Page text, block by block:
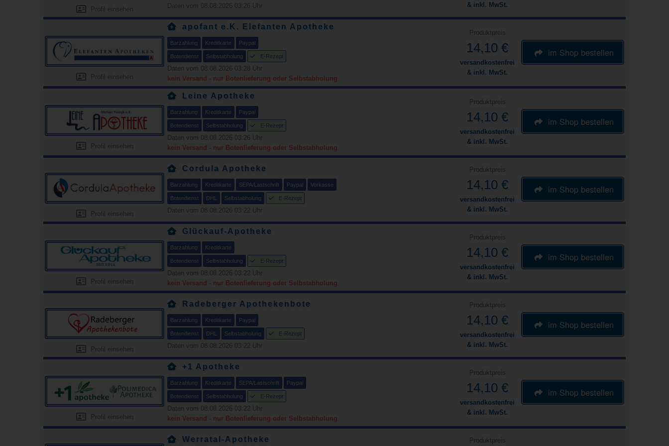
Profil einsehen Daten vom 08.08.2026 03:26 Uhr & inkl. MwSt.
Profil einsehen
apofant e.K. Elefanten Apotheke
Barzahlung Kreditkarte Paypal
Botendienst Selbstabholung E-Rezept
Daten vom 08.08.2026 03:28 Uhr
kein Versand - nur Botenlieferung oder Selbstabholung
Produktpreis
14,10 €
versandkostenfrei
& inkl. MwSt.
im Shop bestellen
Profil einsehen
Leine Apotheke
Barzahlung Kreditkarte Paypal
Botendienst Selbstabholung E-Rezept
Daten vom 08.08.2026 03:26 Uhr
kein Versand - nur Botenlieferung oder Selbstabholung
Produktpreis
14,10 €
versandkostenfrei
& inkl. MwSt.
im Shop bestellen
Profil einsehen
Cordula Apotheke
Barzahlung Kreditkarte SEPA/Lastschrift Paypal Vorkasse
Botendienst DHL Selbstabholung E-Rezept
Daten vom 08.08.2026 03:22 Uhr
Produktpreis
14,10 €
versandkostenfrei
& inkl. MwSt.
im Shop bestellen
Profil einsehen
Glückauf-Apotheke
Barzahlung Kreditkarte
Botendienst Selbstabholung E-Rezept
Daten vom 08.08.2026 03:22 Uhr
kein Versand - nur Botenlieferung oder Selbstabholung
Produktpreis
14,10 €
versandkostenfrei
& inkl. MwSt.
im Shop bestellen
Profil einsehen
Radeberger Apothekenbote
Barzahlung Kreditkarte Paypal
Botendienst DHL Selbstabholung E-Rezept
Daten vom 08.08.2026 03:22 Uhr
Produktpreis
14,10 €
versandkostenfrei
& inkl. MwSt.
im Shop bestellen
Profil einsehen
+1 Apotheke
Barzahlung Kreditkarte SEPA/Lastschrift Paypal
Botendienst Selbstabholung E-Rezept
Daten vom 08.08.2026 03:22 Uhr
kein Versand - nur Botenlieferung oder Selbstabholung
Produktpreis
14,10 €
versandkostenfrei
& inkl. MwSt.
im Shop bestellen
Werratal-Apotheke Produktpreis